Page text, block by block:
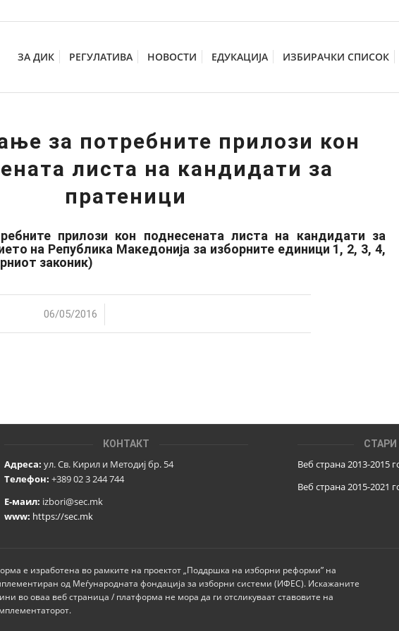
ЗА ДИК РЕГУЛАТИВА НОВОСТИ ЕДУКАЦИЈА ИЗБИРАЧКИ СПИСОК
за потребните прилози кон
листа на кандидати за
пратеници
прилози кон поднесената листа на кандидати за
на Република Македонија за изборните единици 1, 2, 3, 4,
законик)
06/05/2016
/
КОНТАКТ
Адреса: ул. Св. Кирил и Методиј бр. 54
Телефон: +389 02 3 244 744
Е-маил: izbori@sec.mk
www: https://sec.mk
СТАРИ
Веб страна 2013-2015
Веб страна 2015-2021
е изработена во рамките на проектот „Поддршка на изборни реформи” на
од Меѓународната фондација за изборни системи (ИФЕС). Искажаните
во оваа веб страница / платформа не мора да ги отсликуваат ставовите на